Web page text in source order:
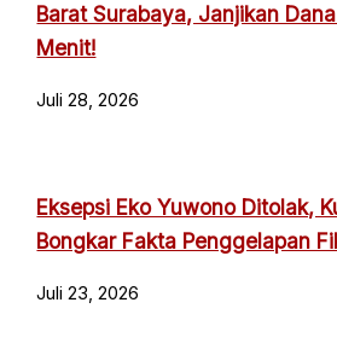
Barat Surabaya, Janjikan
Menit!
Juli 28, 2026
Eksepsi Eko Yuwono Ditolak,
Bongkar Fakta Penggelapan
Juli 23, 2026